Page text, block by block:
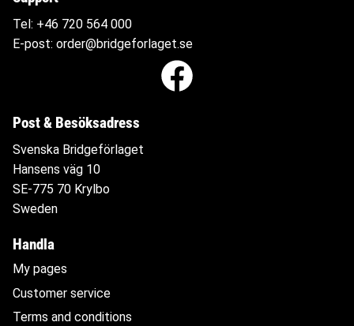
Tel: +46 720 564 000
E-post: order@bridgeforlaget.se
Post & Besöksadress
Svenska Bridgeförlaget
Hansens väg 10
SE-775 70 Krylbo
Sweden
Handla
My pages
Customer service
Terms and conditions